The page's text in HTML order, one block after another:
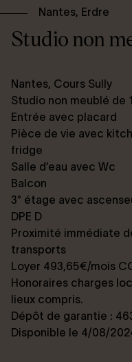
Nantes, Erdre
Studio non
Nantes, Cours Sully
Studio non meublé de
Entrée avec placard
Pièce de vie avec
fridge
Salle d’eau avec Wc
Balcon
3° étage avec
DPE D
Proximité immédiate
transports
Loyer 493,65€/mois
Honoraires charges
lieux compris.
Dépôt de garantie :
Disponible le 4/08/